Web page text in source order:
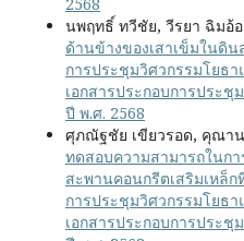
2568
นพฤทธิ์ ทวีชัย, วีรยา ฉิมอ้
ด้านข้างของเสาเข็มในดิ
การประชุมวิศวกรรมโยธ
เอกสารประกอบการประ
ปี พ.ศ. 2568
ศุภณัฐชัย เขียวรอด, คุณา
ทดสอบความสามารถในก
สะพานคอนกรีตเสริมเหล็ก
การประชุมวิศวกรรมโยธ
เอกสารประกอบการประ